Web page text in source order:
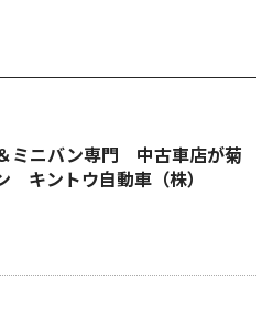
ミニバン専門 中古車店が菊
キントウ自動車（株）